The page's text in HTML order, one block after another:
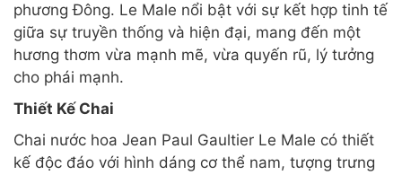
phương Đông. Le Male nổi bật với sự kết hợp tinh tế
giữa sự truyền thống và hiện đại, mang đến một
hương thơm vừa mạnh mẽ, vừa quyến rũ, lý tưởng
cho phái mạnh.
Thiết Kế Chai
Chai nước hoa Jean Paul Gaultier Le Male có thiết
kế độc đáo với hình dáng cơ thể nam, tượng trưng